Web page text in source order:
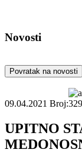
Novosti
Povratak na novosti
09.04.2021 Broj:329
UPITNO